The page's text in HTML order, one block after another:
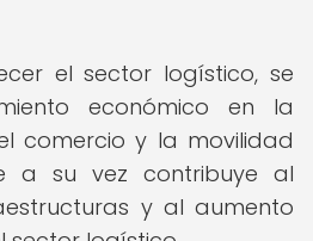
el sector logístico, se
económico en la
comercio y la movilidad
a su vez contribuye al
y al aumento